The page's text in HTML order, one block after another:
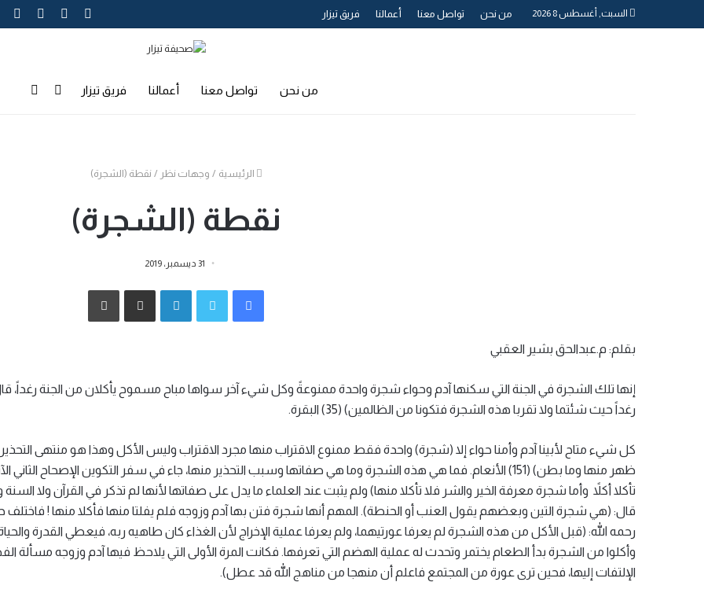
السبت, أغسطس 8 2026 من نحن تواصل معنا أعمالنا فريق تيزار يوتيوب تويتر
فيسبوك
من نحن تواصل معنا أعمالنا فريق تيزار إضافة
الرئيسية / وجهات نظر / نقطة (الشجرة)
نقطة (الشجرة)
31 ديسمبر، 2019
فيسبوكتويتر لينكدإن مشاركة عبر البريد طباعة
بقلم: م.عبدالحق بشير العقبي
إنها تلك الشجرة في الجنة التي سكنها آدم وحواء شجرة واحدة ممنوعةً وكل شيء آخر سواها مباح مسموح يأكلان من الجنة رغداً،
رغداً حيث شئتما ولا تقربا هذه الشجرة فتكونا من الظالمين) (35) البقرة.
كل شيء متاح لأبينا آدم وأمنا حواء إلا (شجرة) واحدة فقط ممنوع الاقتراب منها مجرد الاقتراب وليس الأكل وهذا هو منتهى
تأكلا أكلاً وأما شجرة معرفة الخير والشر فلا تأكلا منها) ولم يثبت عند العلماء ما يدل على صفاتها لأنها لم تذكر في القرآن
قال: (هي شجرة التين وبعضهم يقول العنب أو الحنطة). المهم أنها شجرة فتن بها آدم وزوجه فلم يفلتا منها فأكلا منها !
رحمه الله: (قبل الأكل من هذه الشجرة لم يعرفا عورتيهما، ولم يعرفا عملية الإخراج لأن الغذاء كان طاهيه ربه، فيعطي القدرة
وأكلوا من الشجرة بدأ الطعام يختمر وتحدث له عملية الهضم التي تعرفها. فكانت المرة الأولى التي يلاحظ فيها آدم وزوجه مسألة
الإلتفات إليها، فحين ترى عورة من المجتمع فاعلم أن منهجا من مناهج الله قد عطل).